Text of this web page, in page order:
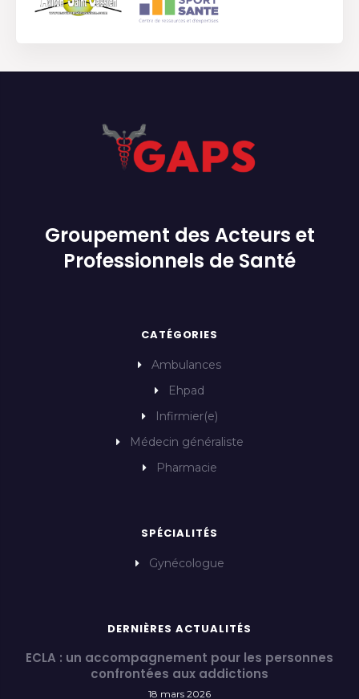
Groupement des Acteurs et
Professionnels de Santé
CATÉGORIES
Ambulances
Ehpad
Infirmier(e)
Médecin généraliste
Pharmacie
SPÉCIALITÉS
Gynécologue
DERNIÈRES ACTUALITÉS
ECLA : un accompagnement pour les personnes
confrontées aux addictions
18 mars 2026